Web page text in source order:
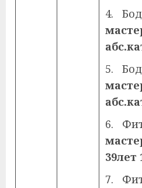
4.
5.
6.
39лет
7.